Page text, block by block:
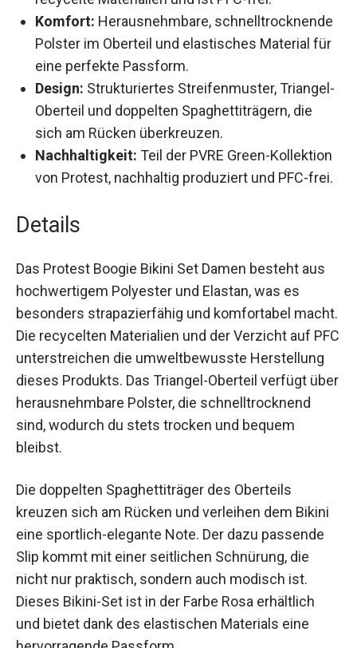
Komfort: Herausnehmbare,
schnelltrocknende Polster im Oberteil und
elastisches Material für eine perfekte
Passform.
Design: Strukturiertes Streifenmuster,
Triangel-Oberteil und doppelten
Spaghettiträgern, die sich am Rücken
überkreuzen.
Nachhaltigkeit:Teil der PVRE Green-
und PFC-frei.
Details
Das Protest Boogie Bikini Set Damen besteht aus
hochwertigem Polyester und Elastan, was es
besonders strapazierfähig und komfortabel
macht. Die recycelten Materialien und der
Verzicht auf PFC unterstreichen die
umweltbewusste Herstellung dieses Produkts.
Das Triangel-Oberteil verfügt über
herausnehmbare Polster, die schnelltrocknend
sind, wodurch du stets trocken und bequem
Die doppelten Spaghettiträger des Oberteils
kreuzen sich am Rücken und verleihen dem Bikini
eine sportlich-elegante Note. Der dazu passende
Slip kommt mit einer seitlichen Schnürung, die